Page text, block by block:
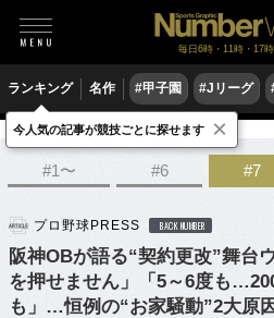
毎日6時・11時・17
ランキング 名作 #甲子園 #Jリーグ
野球 プロ野球
#1〜 #6 #7
プロ野球PRESS BACK NUMBER
阪神OBが語る“契約更改”舞台
を押せません」「5～6度も
も」…恒例の“お家騒動”2大原
今人気の記事が競技ごとに探せます ×